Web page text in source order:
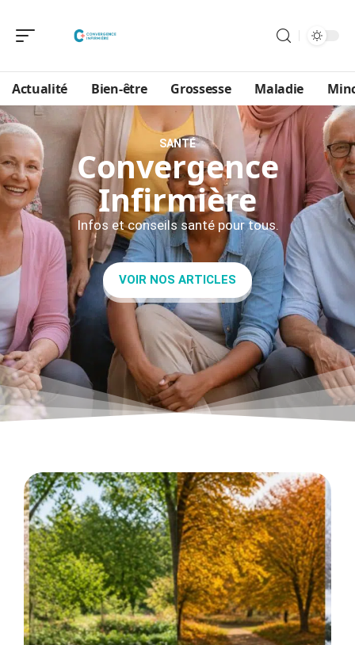
Actualité Bien-être Grossesse Maladie
SANTÉ
Convergence
Infirmière
Infos et conseils santé pour tous.
VOIR NOS ARTICLES